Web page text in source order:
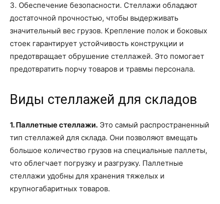
3. Обеспечение безопасности. Стеллажи обладают
достаточной прочностью, чтобы выдерживать
значительный вес грузов. Крепление полок и боковых
стоек гарантирует устойчивость конструкции и
предотвращает обрушение стеллажей. Это помогает
предотвратить порчу товаров и травмы персонала.
Виды стеллажей для складов
1. Паллетные стеллажи. Это самый распространенный
тип стеллажей для склада. Они позволяют вмещать
большое количество грузов на специальные паллеты,
что облегчает погрузку и разгрузку. Паллетные
стеллажи удобны для хранения тяжелых и
крупногабаритных товаров.